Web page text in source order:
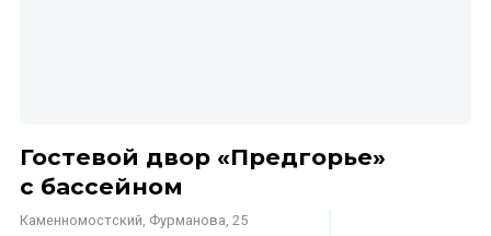
Гостевой двор «Предгорье»
с бассейном
Каменномостский, Фурманова, 25